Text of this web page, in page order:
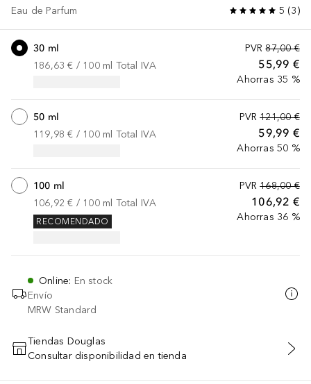
Eau de Parfum 5 (3)
PVR 87,00 €
55,99 €
Ahorras 35 %
30 ml
186,63 € / 100 ml Total IVA
PVR 121,00 €
59,99 €
Ahorras 50 %
50 ml
119,98 € / 100 ml Total IVA
PVR 168,00 €
106,92 €
Ahorras 36 %
100 ml
106,92 € / 100 ml Total IVA
RECOMENDADO
Online: En stock
Envío
MRW Standard
AÑADIR AL CARRITO
Tiendas Douglas
Consultar disponibilidad en tienda